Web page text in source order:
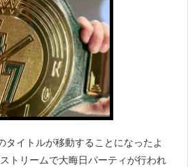
タイトルが移動することになったよ
トリームで大晦日パーティが行われ